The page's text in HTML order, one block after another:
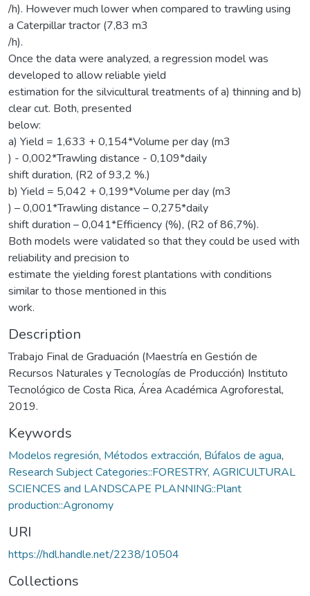
/h). However much lower when compared to trawling using
a Caterpillar tractor (7,83 m3
/h).
Once the data were analyzed, a regression model was
developed to allow reliable yield
estimation for the silvicultural treatments of a) thinning and b)
clear cut. Both, presented
below:
a) Yield = 1,633 + 0,154*Volume per day (m3
) - 0,002*Trawling distance - 0,109*daily
shift duration, (R2 of 93,2 %.)
b) Yield = 5,042 + 0,199*Volume per day (m3
) – 0,001*Trawling distance – 0,275*daily
shift duration – 0,041*Efficiency (%), (R2 of 86,7%).
Both models were validated so that they could be used with
reliability and precision to
estimate the yielding forest plantations with conditions
similar to those mentioned in this
work.
Description
Trabajo Final de Graduación (Maestría en Gestión de
Recursos Naturales y Tecnologías de Producción) Instituto
Tecnológico de Costa Rica, Área Académica Agroforestal,
2019.
Keywords
Modelos regresión, Métodos extracción, Búfalos de agua,
Research Subject Categories::FORESTRY, AGRICULTURAL
SCIENCES and LANDSCAPE PLANNING::Plant
production::Agronomy
URI
https://hdl.handle.net/2238/10504
Collections